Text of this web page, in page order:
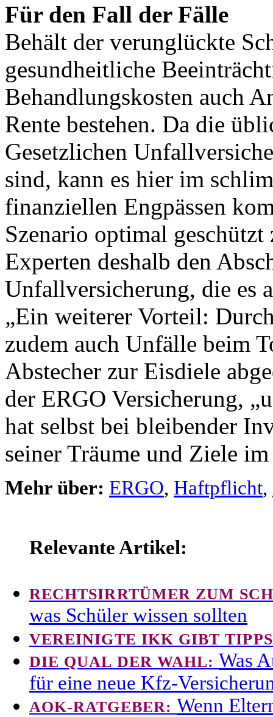
Für den Fall der Fälle
Behält der verunglückte
gesundheitliche
Behandlungskosten auch
Rente bestehen. Da die
Gesetzlichen
sind, kann es hier im
finanziellen Engpässen
Szenario optimal
Experten deshalb den
Unfallversicherung, die es
„Ein weiterer Vorteil:
zudem auch Unfälle beim
Abstecher zur Eisdiele
der ERGO Versicherung,
hat selbst bei bleibender
seiner Träume und Ziele
Mehr über: ERGO, Haftpflicht,
Relevante Artikel:
RECHTSIRRTÜMER ZUM
was Schüler wissen sollten
VEREINIGTE IKK GIBT
DIE QUAL DER WAHL: Was
für eine neue Kfz-
AOK-RATGEBER: Wenn